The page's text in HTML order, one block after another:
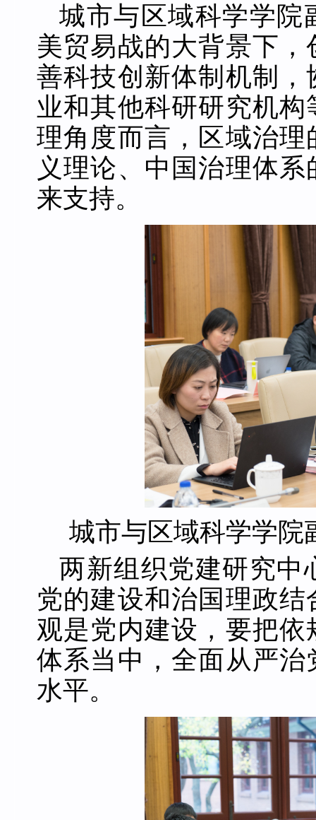
城市与区域科学学院
美贸易战的大背景下
善科技创新体制机制
业和其他科研研究机
理角度而言，区域治
义理论、中国治理体
来支持。
城市与区域科学学院
两新组织党建研究中
党的建设和治国理政
观是党内建设，要把
体系当中，全面从严
水平。